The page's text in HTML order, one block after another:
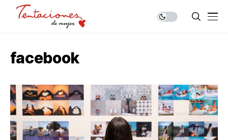
facebook